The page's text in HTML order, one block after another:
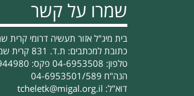
שמרו על קשר
בית מיג"ל אזור תעשיה דרומי קרית
כתובת למכתבים: ת.ד. 831 קרית שמונה 11016
טלפון: 04-6953508 פקס: 04-6944980
הנה"ח 04-6953501/589
דוא"ל: tcheletk@migal.org.il